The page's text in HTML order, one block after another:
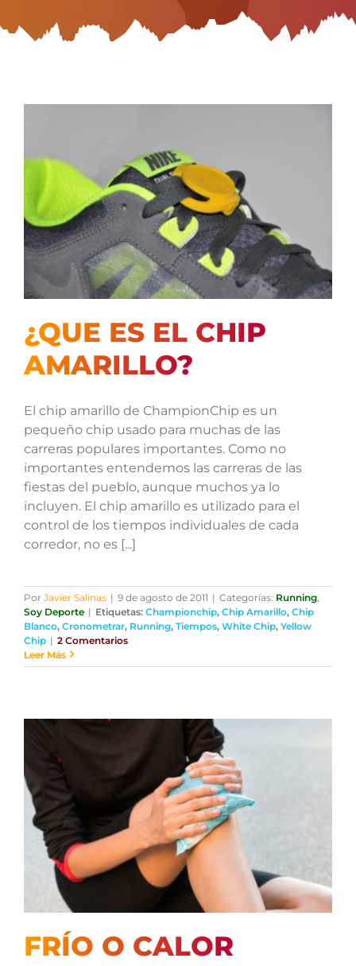
¿QUE ES EL CHIP
AMARILLO?
El chip amarillo de ChampionChip es un
pequeño chip usado para muchas de las
carreras populares importantes. Como no
importantes entendemos las carreras de las
fiestas del pueblo, aunque muchos ya lo
incluyen. El chip amarillo es utilizado para el
control de los tiempos individuales de cada
corredor, no es [...]
Por Javier Salinas | 9 de agosto de 2011 | Categorías: Running,
Soy Deporte | Etiquetas: Championchip, Chip Amarillo, Chip
Blanco, Cronometrar, Running, Tiempos, White Chip, Yellow
Chip | 2 Comentarios
Leer Más
FRÍO O CALOR